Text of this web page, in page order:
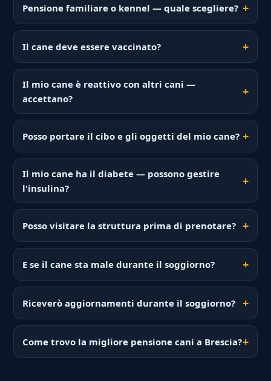
Pensione familiare o kennel — quale scegliere?
Il cane deve essere vaccinato?
Il mio cane è reattivo con altri cani —
accettano?
Posso portare il cibo e gli oggetti del mio cane?
Il mio cane ha il diabete — possono gestire
l'insulina?
Posso visitare la struttura prima di prenotare?
E se il cane sta male durante il soggiorno?
Riceverò aggiornamenti durante il soggiorno?
Come trovo la migliore pensione cani a Brescia?